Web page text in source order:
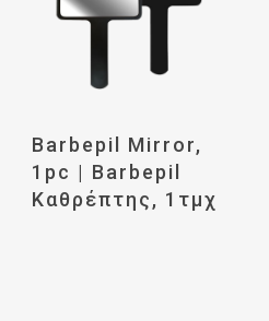
Διαβάστε
Περισσότερα
Barbepil Mirror,
1pc | Barbepil
Καθρέπτης, 1τμχ